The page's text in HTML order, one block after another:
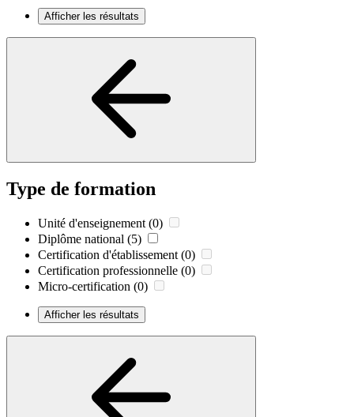
Afficher les résultats
Type de formation
Unité d'enseignement (0)
Diplôme national (5)
Certification d'établissement (0)
Certification professionnelle (0)
Micro-certification (0)
Afficher les résultats